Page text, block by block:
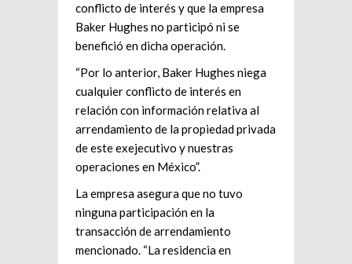
conflicto de interés y que la empresa
Baker Hughes no participó ni se
benefició en dicha operación.
“Por lo anterior, Baker Hughes niega
cualquier conflicto de interés en
relación con información relativa al
arrendamiento de la propiedad privada
de este exejecutivo y nuestras
operaciones en México”.
La empresa asegura que no tuvo
ninguna participación en la
transacción de arrendamiento
mencionado. “La residencia en